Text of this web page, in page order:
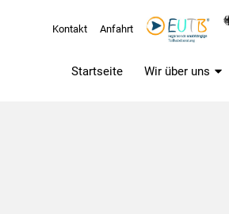
Kontakt Anfahrt
Startseite Wir über uns